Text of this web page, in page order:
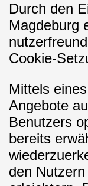
Durch den
Magdeburg
Cookie-
Mittels
Angebote
Benutzers
bereits
den